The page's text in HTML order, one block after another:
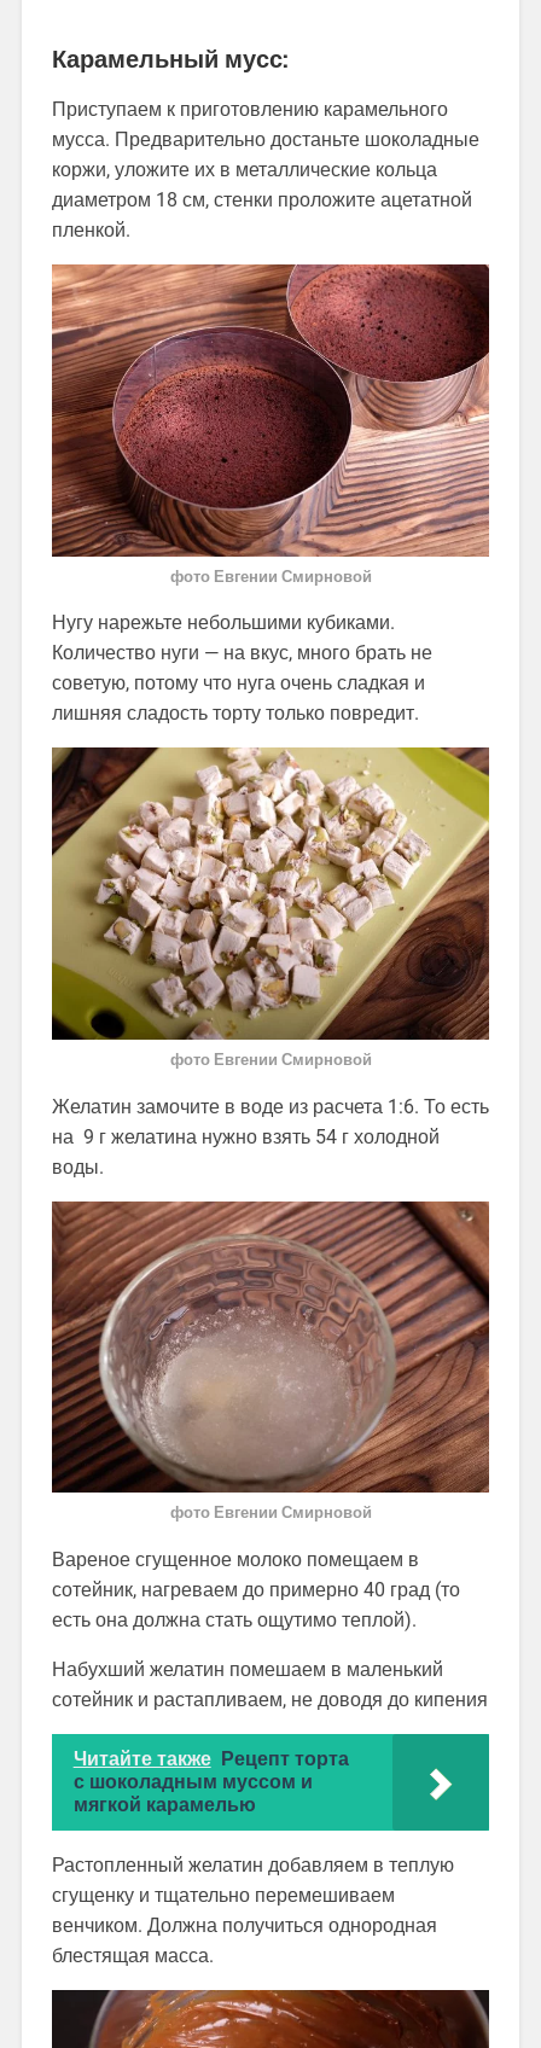
Карамельный мусс:
Приступаем к приготовлению карамельного
мусса. Предварительно достаньте шоколадные
коржи, уложите их в металлические кольца
диаметром 18 см, стенки проложите ацетатной
пленкой.
фото Евгении Смирновой
Нугу нарежьте небольшими кубиками.
Количество нуги — на вкус, много брать не
советую, потому что нуга очень сладкая и
лишняя сладость торту только повредит.
фото Евгении Смирновой
Желатин замочите в воде из расчета 1:6. То есть
на 9 г желатина нужно взять 54 г холодной
воды.
фото Евгении Смирновой
Вареное сгущенное молоко помещаем в
сотейник, нагреваем до примерно 40 град (то
есть она должна стать ощутимо теплой).
Набухший желатин помешаем в маленький
сотейник и растапливаем, не доводя до кипения
Читайте также Рецепт торта
с шоколадным муссом и
мягкой карамелью
Растопленный желатин добавляем в теплую
сгущенку и тщательно перемешиваем
венчиком. Должна получиться однородная
блестящая масса.